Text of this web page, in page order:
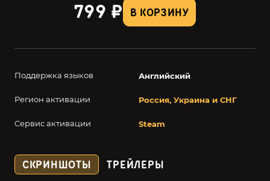
В КОРЗИНУ
799 ₽
Поддержка языков Английский
Регион активации Россия, Украина и СНГ
Сервис активации Steam
СКРИНШОТЫ ТРЕЙЛЕРЫ